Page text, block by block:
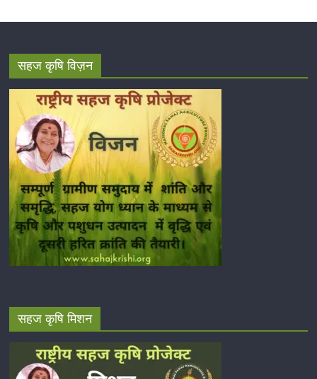
सहज कृषि विज़न
सहज कृषि मिशन